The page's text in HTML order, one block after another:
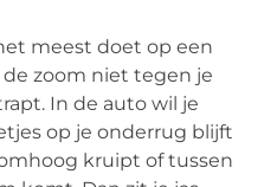
meest doet op een
zoom niet tegen je
In de auto wil je
op je onderrug blijft
kruipt of tussen